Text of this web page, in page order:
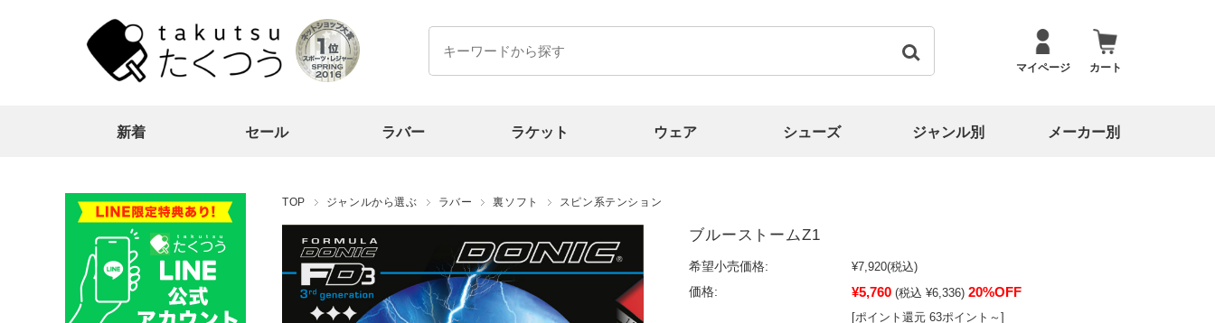
マイページ カート
新着 セール ラバー ラケット ウェア シューズ ジャンル別 メーカー別
TOP ジャンルから選ぶ ラバー 裏ソフト スピン系テンション
ブルーストームZ1
希望小売価格: ¥7,920(税込)
価格:
¥5,760 (税込 ¥6,336) 20%OFF
[ポイント還元 63ポイント～]